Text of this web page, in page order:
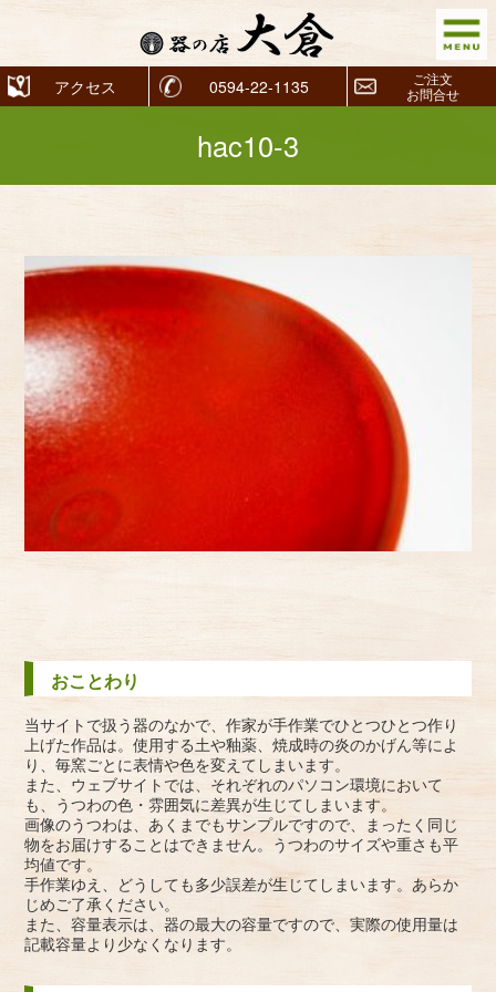
アクセス 0594-22-1135
ご注文
お問合せ
hac10-3
おことわり
当サイトで扱う器のなかで、作家が手作業でひとつひとつ作り
上げた作品は。使用する土や釉薬、焼成時の炎のかげん等によ
り、毎窯ごとに表情や色を変えてしまいます。
また、ウェブサイトでは、それぞれのパソコン環境において
も、うつわの色・雰囲気に差異が生じてしまいます。
画像のうつわは、あくまでもサンプルですので、まったく同じ
物をお届けすることはできません。うつわのサイズや重さも平
均値です。
手作業ゆえ、どうしても多少誤差が生じてしまいます。あらか
じめご了承ください。
また、容量表示は、器の最大の容量ですので、実際の使用量は
記載容量より少なくなります。